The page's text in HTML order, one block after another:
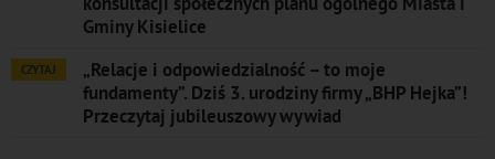
Gminy Kisielice
CZYTAJ
„Relacje i odpowiedzialność – to moje
fundamenty”. Dziś 3. urodziny firmy „BHP Hejka”!
Przeczytaj jubileuszowy wywiad